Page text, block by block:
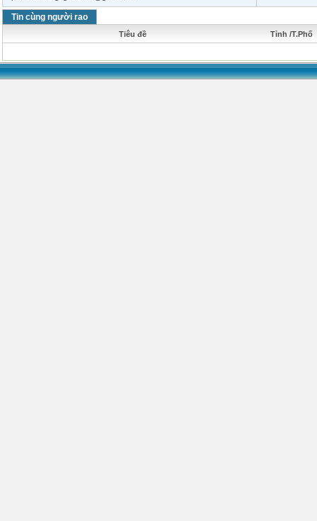
Tin cùng người rao
Tiêu đề Tỉnh /T.Phố